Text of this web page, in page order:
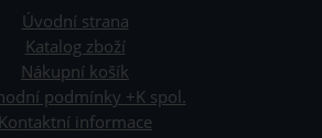
Úvodní strana
Katalog zboží
Nákupní košík
podmínky +K spol.
Kontaktní informace